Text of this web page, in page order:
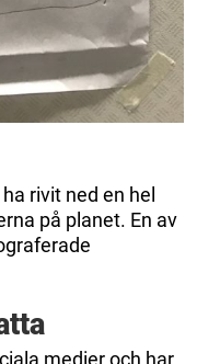
rivit ned en hel
på planet. En av